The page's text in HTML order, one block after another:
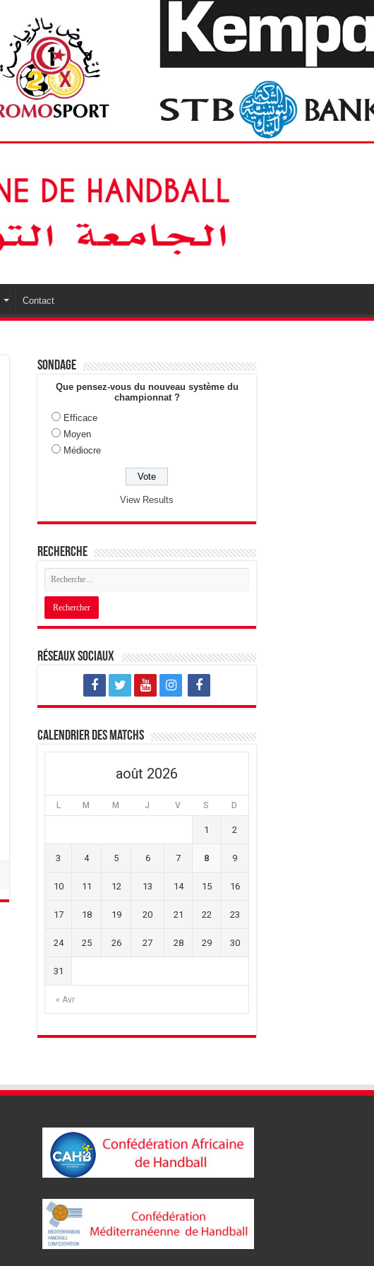
Contact
Sondage
Que pensez-vous du nouveau système du
championnat ?
Efficace
Moyen
Médiocre
View Results
Recherche
Réseaux sociaux
Calendrier des matchs
août 2026
L M M J V S D
« Avr
1 2
3 4 5 6 7 8 9
10 11 12 13 14 15 16
17 18 19 20 21 22 23
24 25 26 27 28 29 30
31